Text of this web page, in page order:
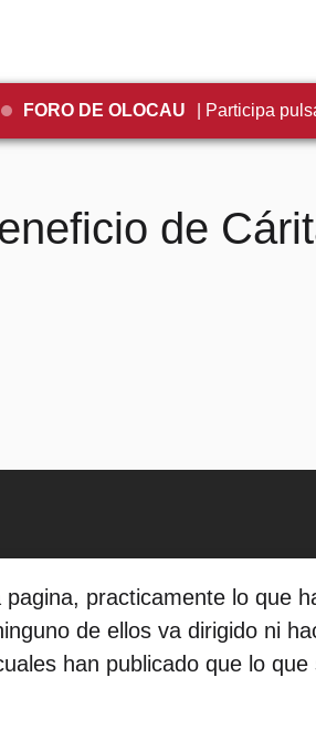
FORO DE OLOCAU | Participa
de
practicamente lo que
de ellos va dirigido ni
han publicado que lo